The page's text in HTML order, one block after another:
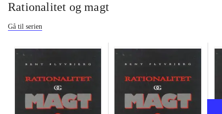
Rationalitet og magt
Gå til serien